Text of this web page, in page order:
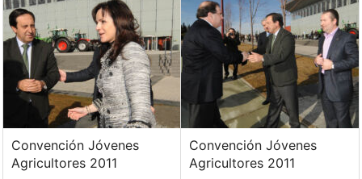
Convención Jóvenes
Agricultores 2011
Convención Jóvenes
Agricultores 2011